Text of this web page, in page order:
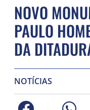
NOVO
PAULO
DA
NOTÍCIAS